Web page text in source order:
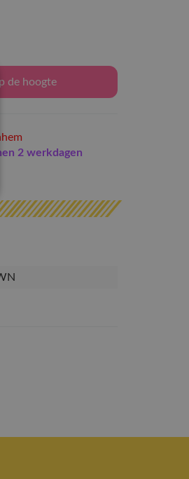
de hoogte
2 werkdagen